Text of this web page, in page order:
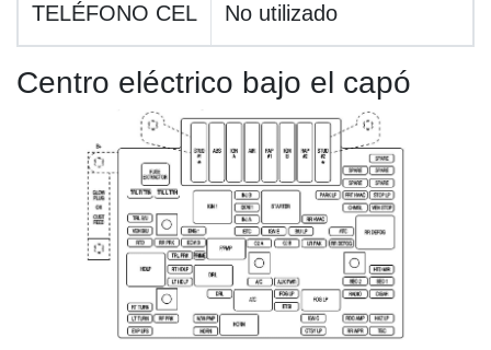
TELÉFONO CEL No utilizado
Centro eléctrico bajo el capó